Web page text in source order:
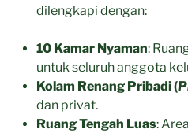
dilengkapi dengan:
10 Kamar Nyaman:
untuk seluruh anggota
Kolam Renang Pribadi (
dan privat.
Ruang Tengah Luas: